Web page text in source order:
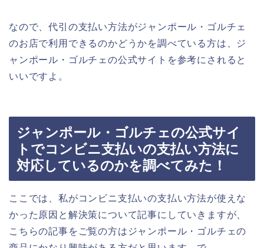
なので、代引の支払い方法がジャンポール・ゴルチェ
のお店で利用できるのかどうかを調べている方は、ジ
ャンポール・ゴルチェの公式サイトを参考にされると
いいですよ。
ジャンポール・ゴルチェの公式サイ
トでコンビニ支払いの支払い方法に
対応しているのかを調べてみた！
ここでは、私がコンビニ支払いの支払い方法が使えな
かった原因と解決策について記事にしていきますが、
こちらの記事をご覧の方はジャンポール・ゴルチェの